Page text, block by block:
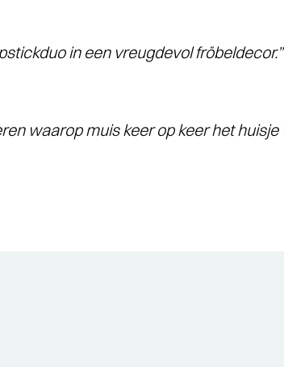
in een vreugdevol fröbeldecor.”
waarop muis keer op keer het